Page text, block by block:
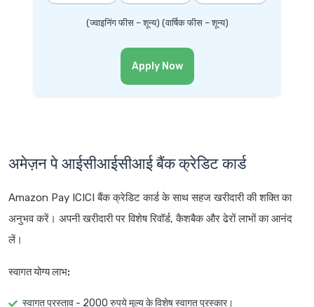
(ज्वाइनिंग फीस – शून्य) (वार्षिक फीस – शून्य)
Apply Now
अमेज़न पे आईसीआईसीआई बैंक क्रेडिट कार्ड
Amazon Pay ICICI बैंक क्रेडिट कार्ड के साथ सहज खरीदारी की शक्ति का
अनुभव करें। अपनी खरीदारी पर विशेष रिवॉर्ड, कैशबैक और ढेरों लाभों का आनंद
लें।
स्वागत योग्य लाभ:
स्वागत प्रस्ताव - 2000 रुपये मूल्य के विशेष स्वागत पुरस्कार।